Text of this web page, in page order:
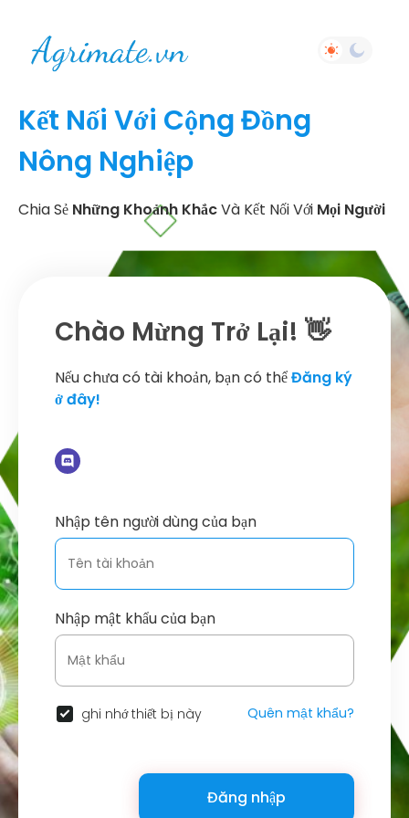
Kết Nối Với Cộng Đồng
Nông Nghiệp
Chia Sẻ Những Khoảnh KhắcVà Kết Nối Với Mọi Người
Chào Mừng Trở Lại! 👋
Nếu chưa có tài khoản, bạn có thểĐăng ký
ở đây!
Nhập tên người dùng của bạn
Nhập mật khẩu của bạn
ghi nhớ thiết bị này Quên mật khẩu?
Đăng nhập